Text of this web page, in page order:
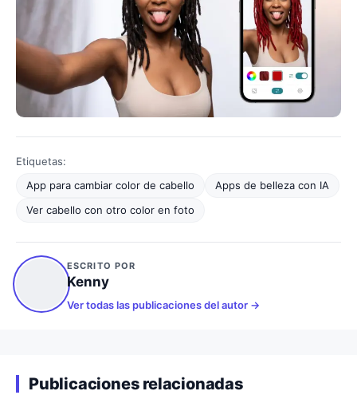
Etiquetas:
App para cambiar color de cabello
Apps de belleza con IA
Ver cabello con otro color en foto
ESCRITO POR
Kenny
Ver todas las publicaciones del autor
Publicaciones relacionadas